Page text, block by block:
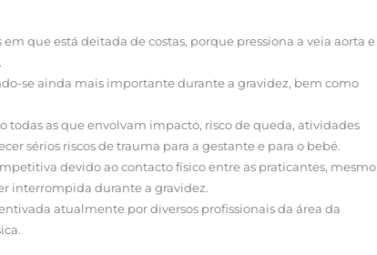
que está deitada de costas, porque pressiona a veia aorta e
se ainda mais importante durante a gravidez, bem como
todas as que envolvam impacto, risco de queda, atividades
sérios riscos de trauma para a gestante e para o bebé.
devido ao contacto físico entre as praticantes, mesmo
interrompida durante a gravidez.
atualmente por diversos profissionais da área da